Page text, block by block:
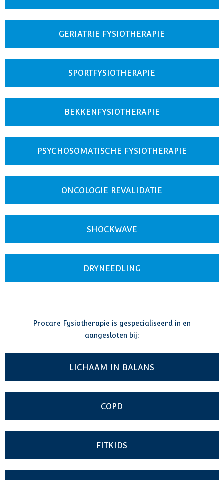
GERIATRIE FYSIOTHERAPIE
SPORTFYSIOTHERAPIE
BEKKENFYSIOTHERAPIE
PSYCHOSOMATISCHE FYSIOTHERAPIE
ONCOLOGIE REVALIDATIE
SHOCKWAVE
DRYNEEDLING
Procare Fysiotherapie is gespecialiseerd in en
aangesloten bij:
LICHAAM IN BALANS
COPD
FITKIDS